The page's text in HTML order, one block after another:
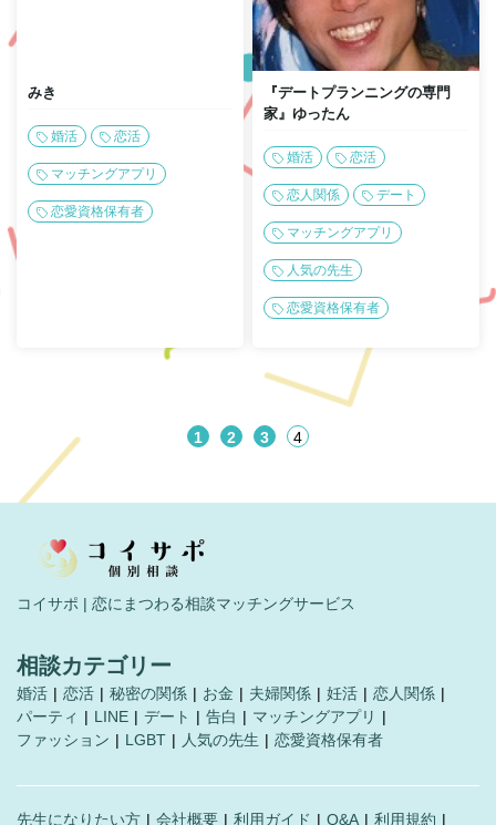
みき
婚活 恋活
マッチングアプリ
恋愛資格保有者
『デートプランニングの専門
家』ゆったん
婚活 恋活
恋人関係 デート
マッチングアプリ
人気の先生
恋愛資格保有者
1 2 3 4
コイサポ | 恋にまつわる相談マッチングサービス
相談カテゴリー
婚活 恋活 秘密の関係 お金 夫婦関係 妊活
恋人関係
パーティ
LINE デート 告白
マッチングアプリ
ファッション
LGBT 人気の先生 恋愛資格保有者
先生になりたい方 会社概要 利用ガイド Q&A 利用規約